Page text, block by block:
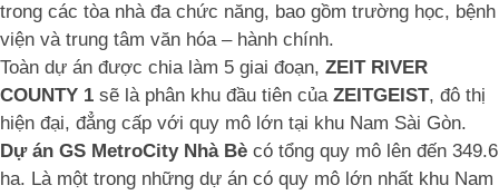
trong các tòa nhà đa chức năng, bao gồm trường học, bệnh
viện và trung tâm văn hóa – hành chính.
Toàn dự án được chia làm 5 giai đoạn, ZEIT RIVER
COUNTY 1 sẽ là phân khu đầu tiên của ZEITGEIST, đô thị
hiện đại, đẳng cấp với quy mô lớn tại khu Nam Sài Gòn.
Dự án GS MetroCity Nhà Bè có tổng quy mô lên đến 349.6
ha. Là một trong những dự án có quy mô lớn nhất khu Nam